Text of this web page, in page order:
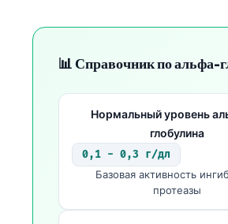
📊 Справочник по альфа-
Нормальный уровень
глобулина
0,1 - 0,3 г/дл
Базовая активность
протеазы
Кыргызча
Татар теле
Беларуская мова